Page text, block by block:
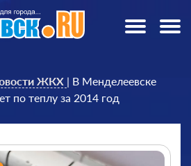
ЖКХ | В Менделеевске
по теплу за 2014 год